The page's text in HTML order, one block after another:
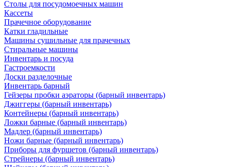
Столы для посудомоечных машин
Кассеты
Прачечное оборудование
Катки гладильные
Машины сушильные для прачечных
Стиральные машины
Инвентарь и посуда
Гастроемкости
Доски разделочные
Инвентарь барный
Гейзеры пробки аэраторы (барный инвентарь)
Джиггеры (барный инвентарь)
Контейнеры (барный инвентарь)
Ложки барные (барный инвентарь)
Мадлер (барный инвентарь)
Ножи барные (барный инвентарь)
Приборы для фуршетов (барный инвентарь)
Стрейнеры (барный инвентарь)